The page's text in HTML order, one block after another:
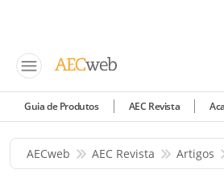
Guia de Produtos AEC Revista
AECweb AEC Revista Artigos